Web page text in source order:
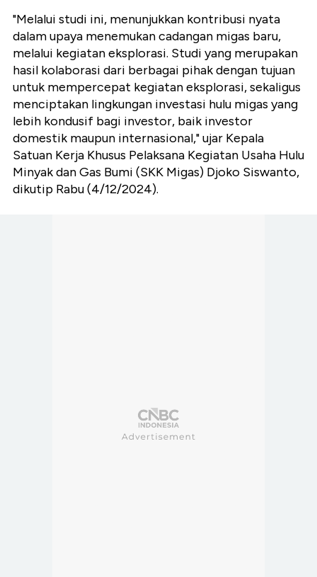
"Melalui studi ini, menunjukkan kontribusi nyata
dalam upaya menemukan cadangan migas baru,
melalui kegiatan eksplorasi. Studi yang merupakan
hasil kolaborasi dari berbagai pihak dengan tujuan
untuk mempercepat kegiatan eksplorasi, sekaligus
menciptakan lingkungan investasi hulu migas yang
lebih kondusif bagi investor, baik investor
domestik maupun internasional," ujar Kepala
Satuan Kerja Khusus Pelaksana Kegiatan Usaha Hulu
Minyak dan Gas Bumi (SKK Migas) Djoko Siswanto,
dikutip Rabu (4/12/2024).